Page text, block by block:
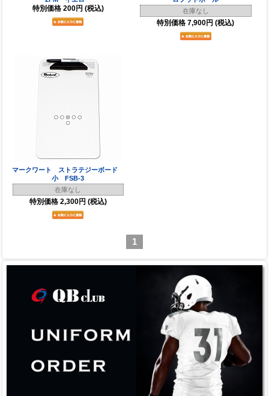
特別価格 200円 (税込)
在庫なし
特別価格 7,900円 (税込)
マークワート ストラテジーボード
小 FSB-3
在庫なし
特別価格 2,300円 (税込)
1